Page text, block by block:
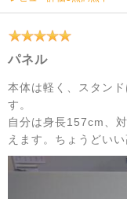
パネル
本体は軽く、スタン
す。
自分は身長157cm、
えます。ちょうどいい